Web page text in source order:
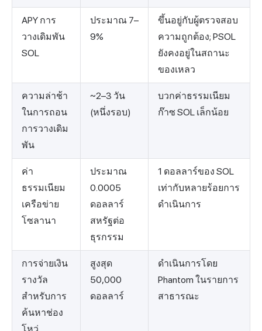
APY การ
วางเดิมพัน
SOL
ประมาณ 7–
9%
ขึ้นอยู่กับผู้ตรวจสอบ
ความถูกต้อง; PSOL
ยังคงอยู่ในสถานะ
ของเหลว
ความล่าช้า
ในการถอน
การวางเดิม
พัน
~2–3 วัน
(หนึ่งรอบ)
บวกค่าธรรมเนียม
ก๊าซ SOL เล็กน้อย
ค่า
ธรรมเนียม
เครือข่าย
โซลานา
ประมาณ
0.0005
ดอลลาร์
สหรัฐต่อ
ธุรกรรม
1 ดอลลาร์ของ SOL
เท่ากับหลายร้อยการ
ดำเนินการ
การจ่ายเงิน
รางวัล
สำหรับการ
ค้นหาช่อง
สูงสุด
50,000
ดอลลาร์
ดำเนินการโดย
Phantom ในรายการ
สาธารณะ